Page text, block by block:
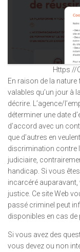
Https //
En raison de la
valables qu’un jour à
décrire. L’agence/
déterminer une date
d’accord avec un
que d’autres en
discrimination contre
judiciaire,
handicap. Si vous
incarcéré
justice. Ce site Web
passé criminel peut
disponibles en cas de
Si vous avez des
vous devez ou non